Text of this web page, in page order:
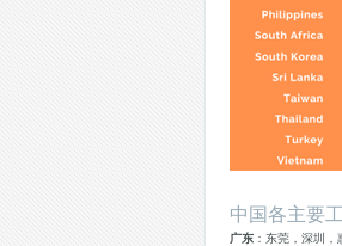
中国各主要
广东 ：东莞，深圳